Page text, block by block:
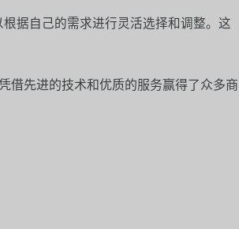
据自己的需求进行灵活选择和调整。这
借先进的技术和优质的服务赢得了众多商